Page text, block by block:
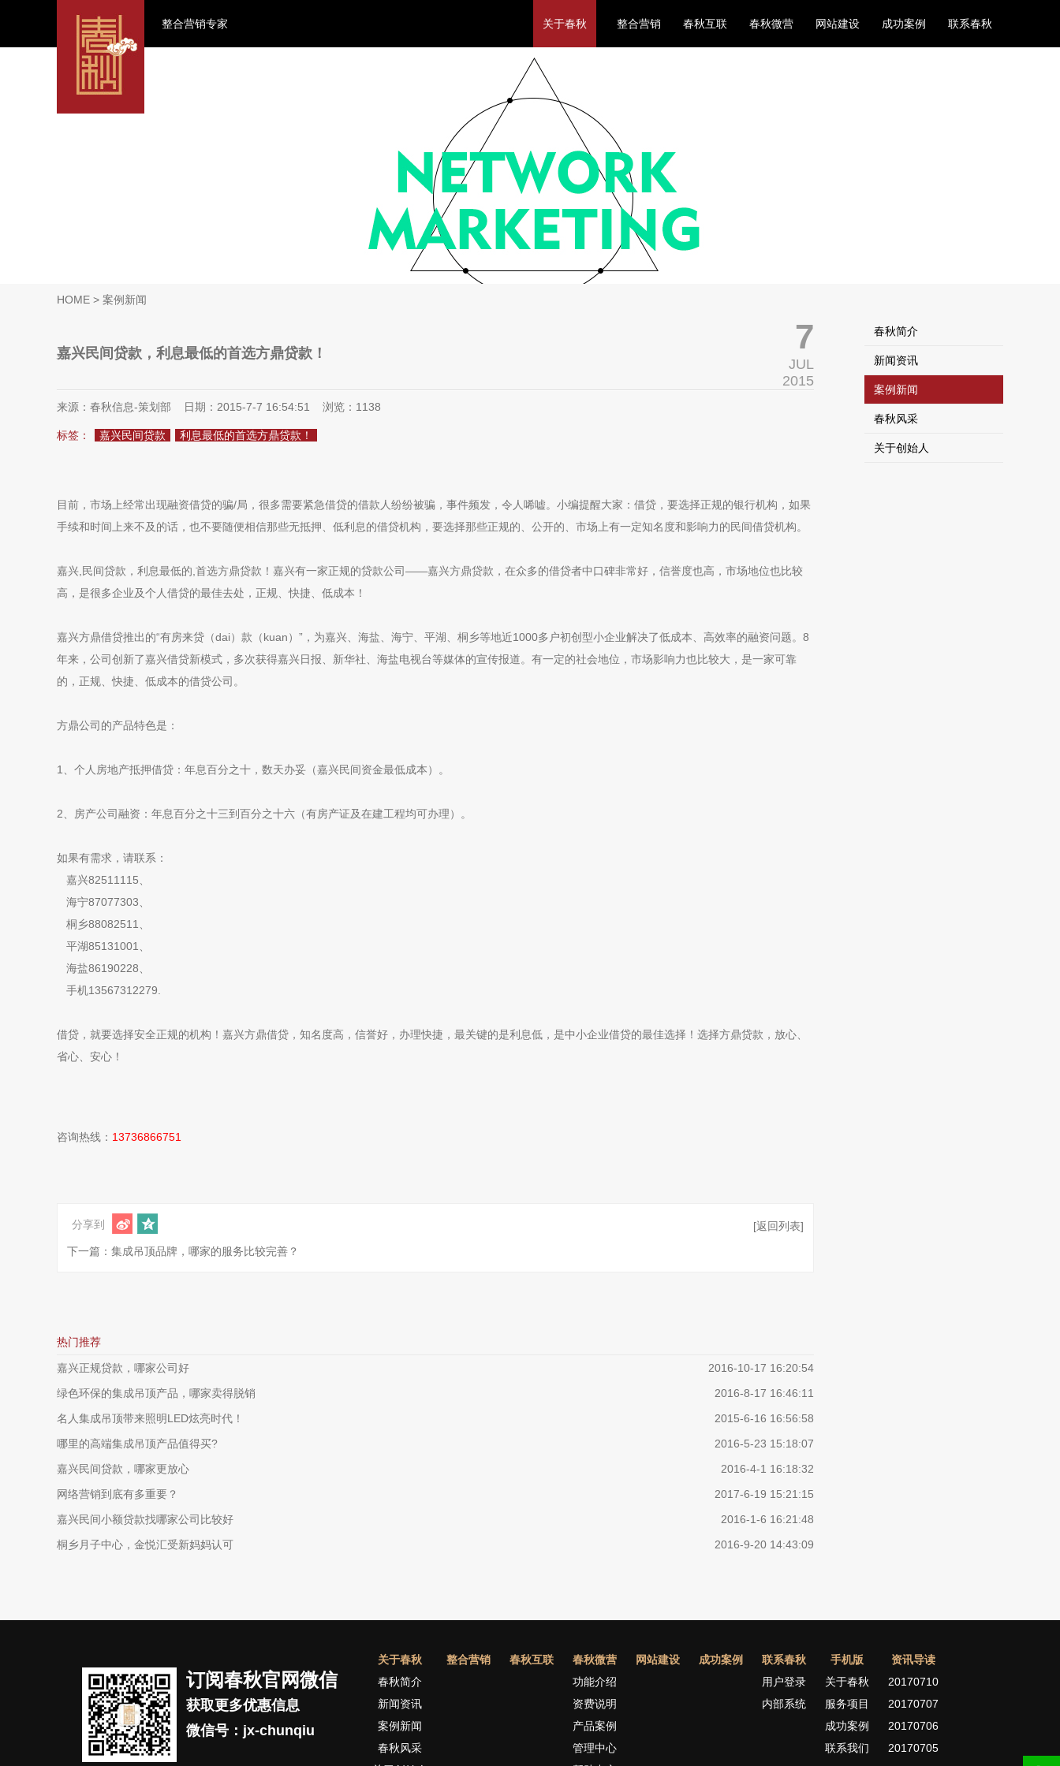
整合营销专家 联系春秋
成功案例
网站建设
春秋微营
春秋互联
整合营销
关于春秋
HOME > 案例新闻
嘉兴民间贷款，利息最低的首选方鼎贷款！ 7
JUL
2015
来源：春秋信息-策划部 日期：2015-7-7 16:54:51 浏览： 1138
标签： 嘉兴民间贷款 利息最低的首选方鼎贷款！
目前，市场上经常出现融资借贷的骗/局，很多需要紧急借贷的借款人纷纷被骗，事件频发，令人唏嘘。小编提醒大家：借贷，要选择正规的银行机构，如果
手续和时间上来不及的话，也不要随便相信那些无抵押、低利息的借贷机构，要选择那些正规的、公开的、市场上有一定知名度和影响力的民间借贷机构。
嘉兴,民间贷款，利息最低的,首选方鼎贷款！嘉兴有一家正规的贷款公司——嘉兴方鼎贷款，在众多的借贷者中口碑非常好，信誉度也高，市场地位也比较
高，是很多企业及个人借贷的最佳去处，正规、快捷、低成本！
嘉兴方鼎借贷推出的“有房来贷（dai）款（kuan）”，为嘉兴、海盐、海宁、平湖、桐乡等地近1000多户初创型小企业解决了低成本、高效率的融资问题。8
年来，公司创新了嘉兴借贷新模式，多次获得嘉兴日报、新华社、海盐电视台等媒体的宣传报道。有一定的社会地位，市场影响力也比较大，是一家可靠
的，正规、快捷、低成本的借贷公司。
方鼎公司的产品特色是：
1、个人房地产抵押借贷：年息百分之十，数天办妥（嘉兴民间资金最低成本）。
2、房产公司融资：年息百分之十三到百分之十六（有房产证及在建工程均可办理）。
如果有需求，请联系：
嘉兴82511115、
海宁87077303、
桐乡88082511、
平湖85131001、
海盐86190228、
手机13567312279.
借贷，就要选择安全正规的机构！嘉兴方鼎借贷，知名度高，信誉好，办理快捷，最关键的是利息低，是中小企业借贷的最佳选择！选择方鼎贷款，放心、
省心、安心！
咨询热线： 13736866751
分享到
[返回列表]
下一篇：集成吊顶品牌，哪家的服务比较完善？
热门推荐
嘉兴正规贷款，哪家公司好
2016-10-17 16:20:54
绿色环保的集成吊顶产品，哪家卖得脱销
2016-8-17 16:46:11
名人集成吊顶带来照明LED炫亮时代！
2015-6-16 16:56:58
哪里的高端集成吊顶产品值得买?
2016-5-23 15:18:07
嘉兴民间贷款，哪家更放心
2016-4-1 16:18:32
网络营销到底有多重要？
2017-6-19 15:21:15
嘉兴民间小额贷款找哪家公司比较好
2016-1-6 16:21:48
桐乡月子中心，金悦汇受新妈妈认可
2016-9-20 14:43:09
春秋简介
新闻资讯
案例新闻
春秋风采
关于创始人
订阅春秋官网微信
获取更多优惠信息
微信号：jx-chunqiu
关于春秋
春秋简介
新闻资讯
案例新闻
春秋风采
整合营销 春秋互联
春秋微营
功能介绍
资费说明
产品案例
管理中心
网站建设 成功案例
联系春秋
用户登录
内部系统
手机版
关于春秋
服务项目
成功案例
联系我们
资讯导读
20170710
20170707
20170706
20170705